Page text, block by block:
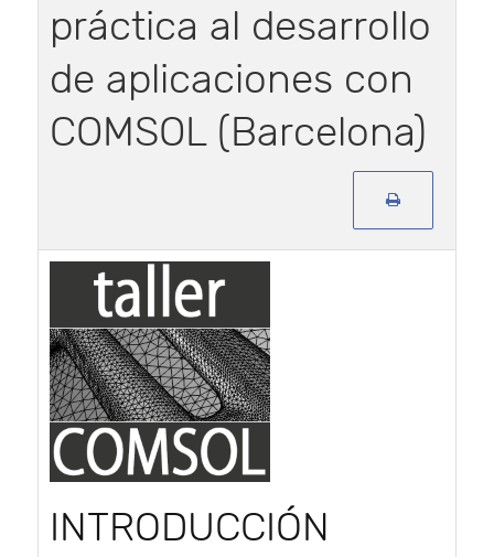
práctica al desarrollo
de aplicaciones con
COMSOL (Barcelona)
INTRODUCCIÓN